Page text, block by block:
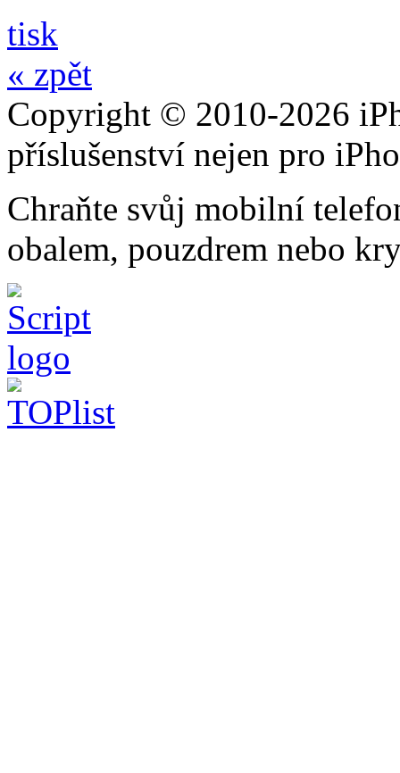
tisk
« zpět
Copyright © 2010-2026
příslušenství nejen pro
Chraňte svůj mobilní
obalem, pouzdrem nebo